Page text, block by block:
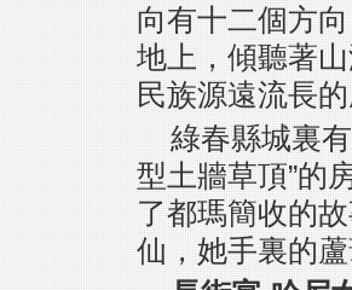
向有十二個方
地上，傾聽著
民族源遠流長
綠春縣城裏
型土牆草頂”的
了都瑪簡收的
仙，她手裏的